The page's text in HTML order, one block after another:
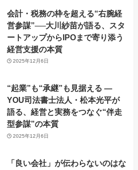
会計・税務の枠を超える“右腕経
営参謀”──大川紗苗が語る、スタ
ートアップからIPOまで寄り添う
経営支援の本質
2025年12月6日
“起業”も“承継”も見据える —
YOU司法書士法人・松本光平が
語る、経営と実務をつなぐ“伴走
型参謀”の本質
2025年12月6日
「良い会社」が伝わらないのはな